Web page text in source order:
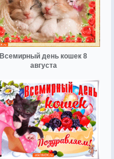
Всемирный день кошек 8
августа